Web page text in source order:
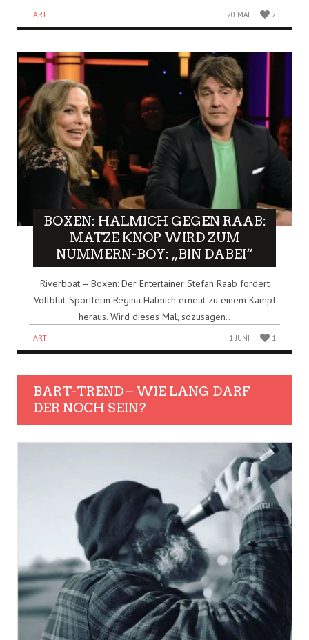
ART 20 MAI 2
BOXEN: HALMICH GEGEN RAAB:
MATZE KNOP WIRD ZUM
NUMMERN-BOY: „BIN DABEI“
Riverboat – Boxen: Der Entertainer Stefan Raab fordert
Vollblut-Sportlerin Regina Halmich erneut zu einem Kampf
heraus. Wird dieses Mal, sozusagen..
ART 1 JUNI 1
BART-TREND – WIE LANG DARF
DER NOCH SEIN?